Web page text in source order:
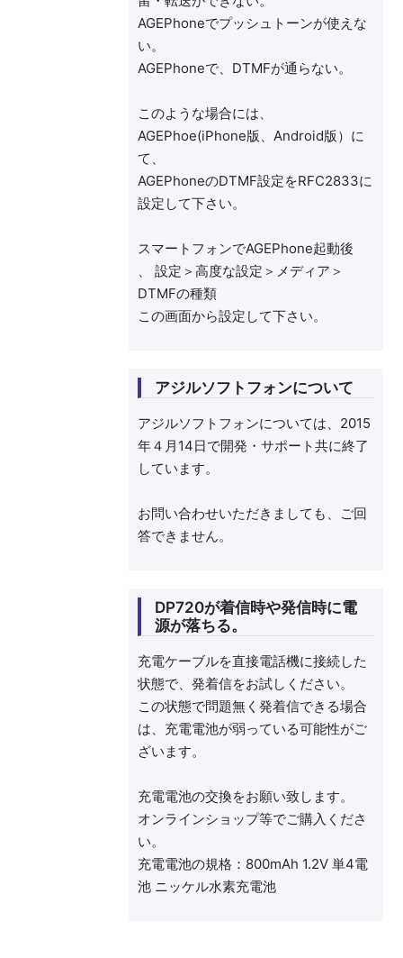
AGEPhoneでプッシュトーンが使えな
い。
AGEPhoneで、DTMFが通らない。
このような場合には、
AGEPhoe(iPhone版、Android版）に
て、
AGEPhoneのDTMF設定をRFC2833に
設定して下さい。
スマートフォンでAGEPhone起動後
、 設定＞高度な設定＞メディア＞
DTMFの種類
この画面から設定して下さい。
アジルソフトフォンについて
アジルソフトフォンについては、2015
年４月14日で開発・サポート共に終了
しています。
お問い合わせいただきましても、ご回
答できません。
DP720が着信時や発信時に電
源が落ちる。
充電ケーブルを直接電話機に接続した
状態で、発着信をお試しください。
この状態で問題無く発着信できる場合
は、充電電池が弱っている可能性がご
ざいます。
充電電池の交換をお願い致します。
オンラインショップ等でご購入くださ
い。
充電電池の規格：800mAh 1.2V 単4電
池 ニッケル水素充電池